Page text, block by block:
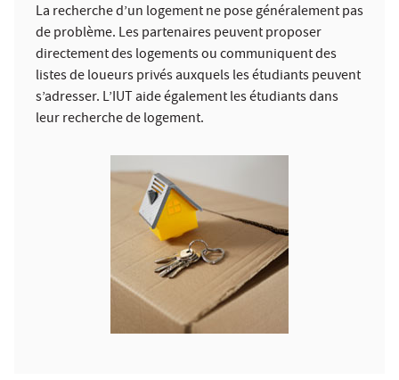
La recherche d’un logement ne pose généralement pas
de problème. Les partenaires peuvent proposer
directement des logements ou communiquent des
listes de loueurs privés auxquels les étudiants peuvent
s’adresser. L’IUT aide également les étudiants dans
leur recherche de logement.